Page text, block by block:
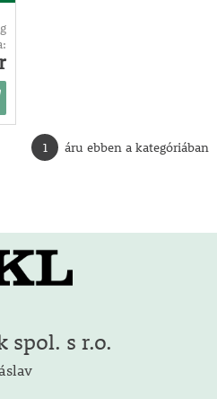
1 áru ebben a kategóriában
spol. s r.o.